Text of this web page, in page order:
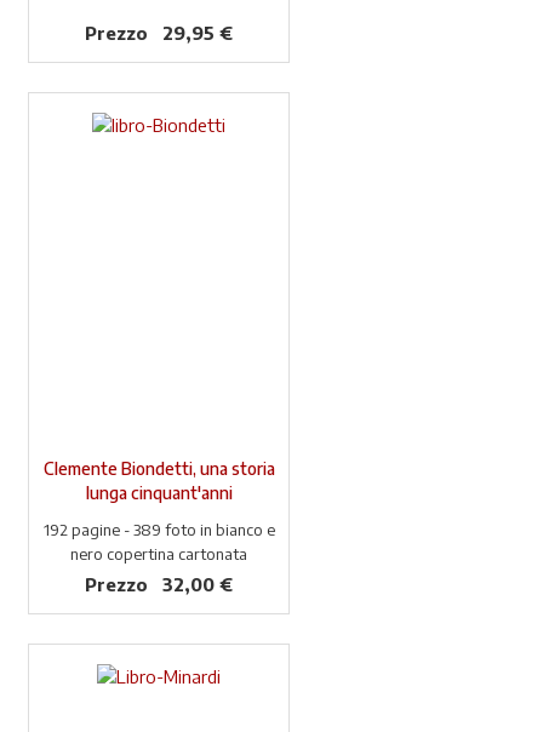
Prezzo 29,95 €
Clemente Biondetti, una storia
lunga cinquant'anni
192 pagine - 389 foto in bianco e
nero copertina cartonata
Prezzo 32,00 €